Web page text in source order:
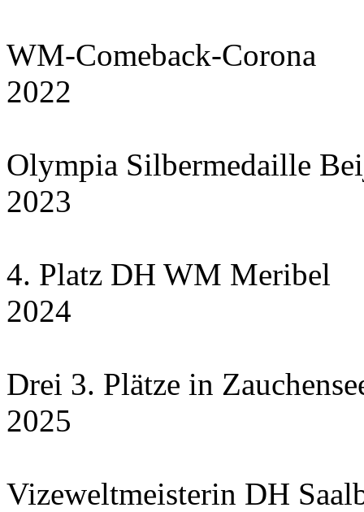
WM-Comeback-Corona
2022
Olympia Silbermedaille
2023
4. Platz DH WM Meribel
2024
Drei 3. Plätze in
2025
Vizeweltmeisterin DH